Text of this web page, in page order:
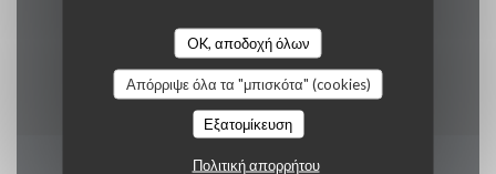
OK, αποδοχή όλων
Απόρριψε όλα τα "μπισκότα" (cookies)
Εξατομίκευση
Πολιτική απορρήτου
Ένωση Πληρωμή, Μετρητά, Visa, American
Express